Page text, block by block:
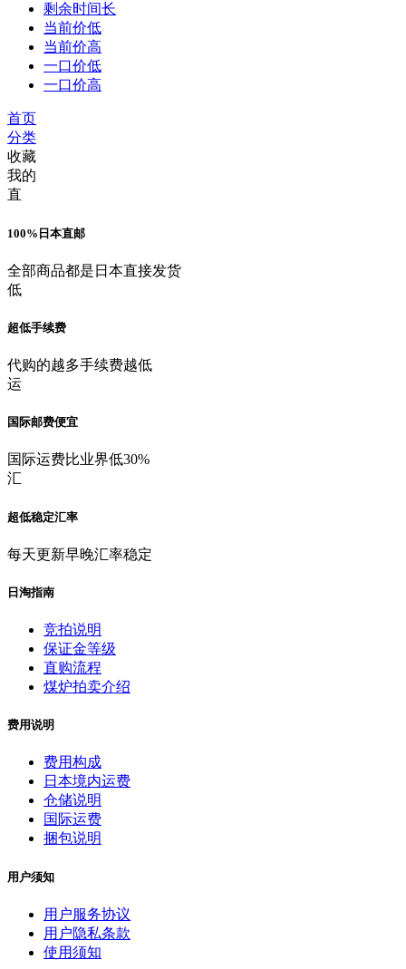
剩余时间长
当前价低
当前价高
一口价低
一口价高
首页
分类
收藏
我的
直
100%日本直邮
全部商品都是日本直接发货
低
超低手续费
代购的越多手续费越低
运
国际邮费便宜
国际运费比业界低30%
汇
超低稳定汇率
每天更新早晚汇率稳定
日淘指南
竞拍说明
保证金等级
直购流程
煤炉拍卖介绍
费用说明
费用构成
日本境内运费
仓储说明
国际运费
捆包说明
用户须知
用户服务协议
用户隐私条款
使用须知